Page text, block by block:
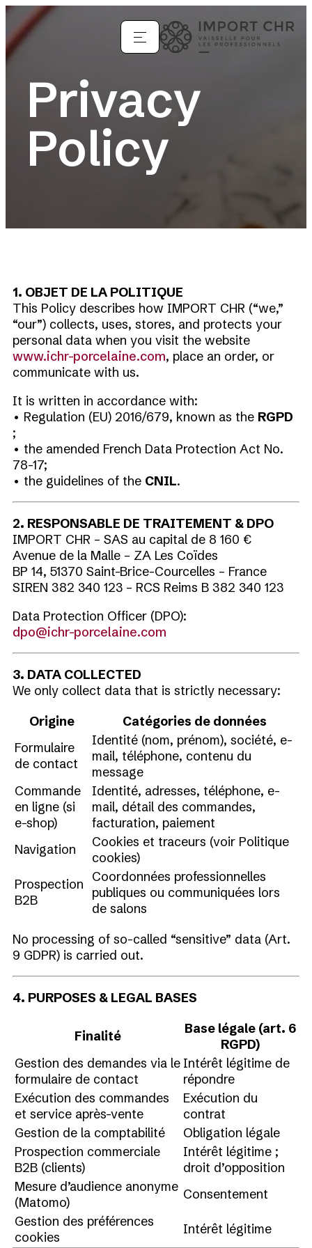
Privacy
Policy
1. OBJET DE LA POLITIQUE
This Policy describes how IMPORT CHR (“we,”
“our”) collects, uses, stores, and protects your
personal data when you visit the website
www.ichr-porcelaine.com, place an order, or
communicate with us.
It is written in accordance with:
• Regulation (EU) 2016/679, known as the RGPD
;
• the amended French Data Protection Act No.
78-17;
• the guidelines of the CNIL.
2. RESPONSABLE DE TRAITEMENT & DPO
IMPORT CHR – SAS au capital de 8 160 €
Avenue de la Malle – ZA Les Coïdes
BP 14, 51370 Saint-Brice-Courcelles – France
SIREN 382 340 123 – RCS Reims B 382 340 123
Data Protection Officer (DPO):
dpo@ichr-porcelaine.com
3. DATA COLLECTED
We only collect data that is strictly necessary:
Origine
Catégories de données
Formulaire
de contact
Identité (nom, prénom), société, e-
mail, téléphone, contenu du
message
Commande
en ligne (si
e-shop)
Identité, adresses, téléphone, e-
mail, détail des commandes,
facturation, paiement
Navigation
Cookies et traceurs (voir Politique
cookies)
Prospection
B2B
Coordonnées professionnelles
publiques ou communiquées lors
de salons
No processing of so-called “sensitive” data (Art.
9 GDPR) is carried out.
4. PURPOSES & LEGAL BASES
Finalité
Base légale (art. 6
RGPD)
Gestion des demandes via le
formulaire de contact
Intérêt légitime de
répondre
Exécution des commandes
et service après-vente
Exécution du
contrat
Gestion de la comptabilité
Obligation légale
Prospection commerciale
B2B (clients)
Intérêt légitime ;
droit d’opposition
Mesure d’audience anonyme
(Matomo)
Consentement
Gestion des préférences
cookies
Intérêt légitime